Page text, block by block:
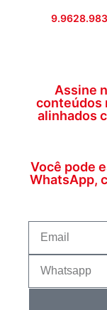
Assine
conteúdos
alinhados
Você pode
WhatsApp,